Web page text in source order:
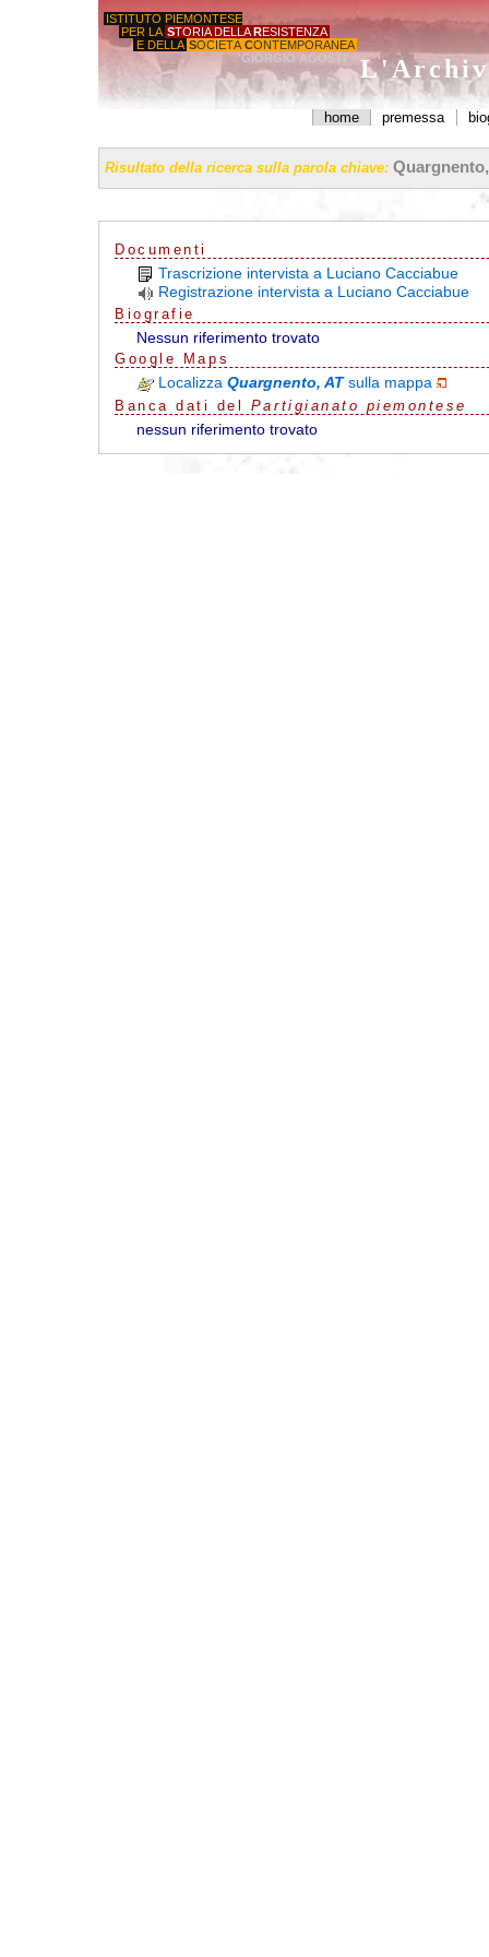
ISTITUTO PIEMONTESE
PER LA STORIA DELLA RESISTENZA
E DELLA SOCIETÀ CONTEMPORANEA
'GIORGIO AGOSTI'
home premessa
Risultato della ricerca sulla parola chiave:
Documenti
Trascrizione intervista a Luciano Cacciabue
Registrazione intervista a Luciano Cacciabue
Biografie
Nessun riferimento trovato
G oo g e Maps
LocalizzaQuargnento, ATsulla mappa
Banca dati del Partigianato piemontese
nessun riferimento trovato